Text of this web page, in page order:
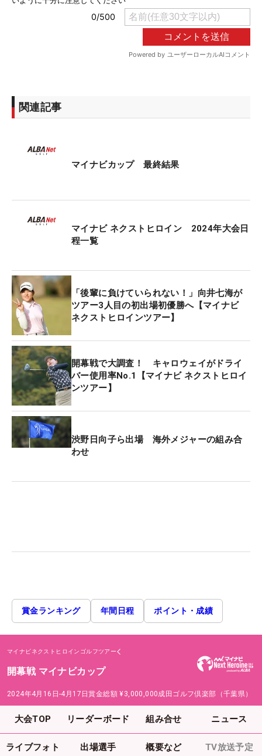
関連記事
マイナビカップ 最終結果
マイナビ ネクストヒロイン 2024年大会日
程一覧
「後輩に負けていられない！」向井七海が
ツアー3人目の初出場初優勝へ【マイナビ
ネクストヒロインツアー】
開幕戦で大調査！ キャロウェイがドライ
バー使用率No.1【マイナビ ネクストヒロイ
ンツアー】
渋野日向子ら出場 海外メジャーの組み合
わせ
賞金ランキング 年間日程 ポイント・成績
マイナビネクストヒロインゴルフツアー
開幕戦 マイナビカップ
2024年4月16日-4月17日賞金総額 ¥3,000,000成田ゴルフ倶楽部（千葉県）
大会TOP リーダーボード 組み合せ ニュース
ライブフォト 出場選手 概要など TV放送予定